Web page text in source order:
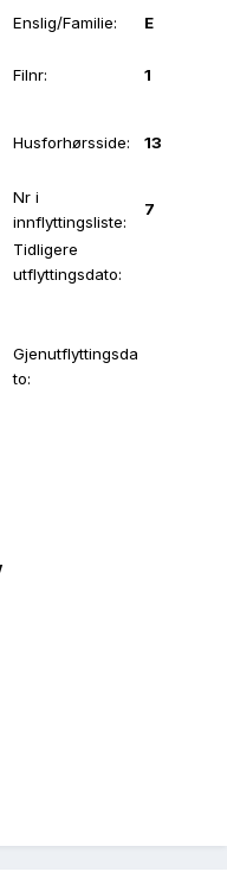
Enslig/Familie: E
Filnr: 1
Husforhørsside:
13
Nr i
innflyttingsliste:
7
Tidligere
utflyttingsdato:
Gjenutflyttingsda
to: